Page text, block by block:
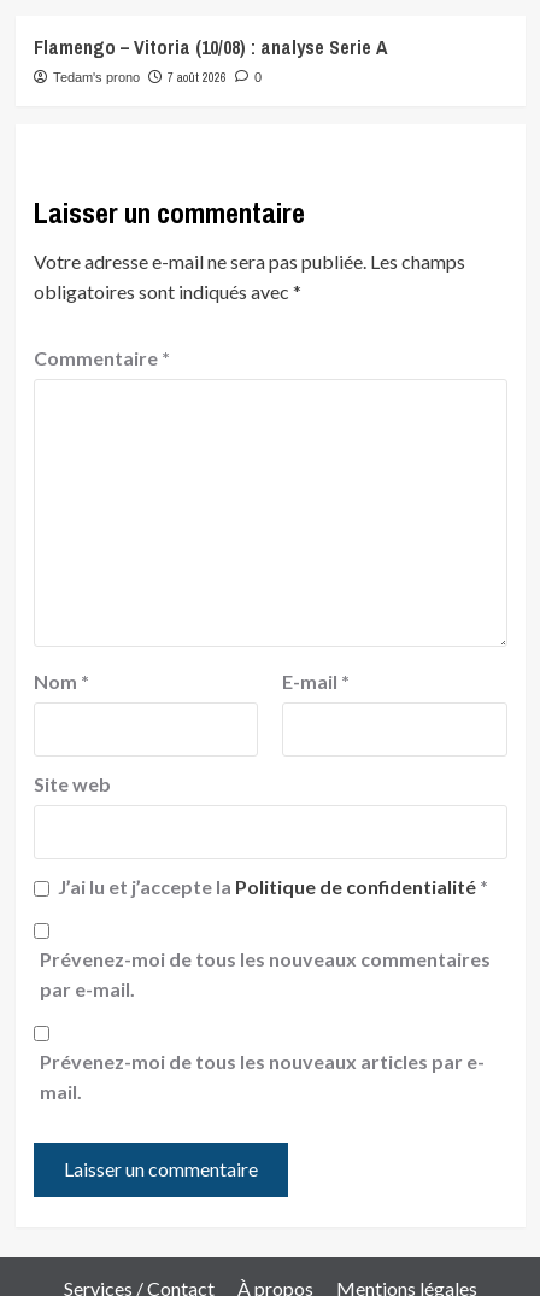
Flamengo – Vitoria (10/08) : analyse Serie A
Tedam's prono 7 août 2026 0
Laisser un commentaire
Votre adresse e-mail ne sera pas publiée. Les champs
obligatoires sont indiqués avec *
Commentaire *
Nom * E-mail *
Site web
J’ai lu et j’accepte la Politique de confidentialité *
Prévenez-moi de tous les nouveaux commentaires
par e-mail.
Prévenez-moi de tous les nouveaux articles par e-
mail.
Services / Contact À propos Mentions légales